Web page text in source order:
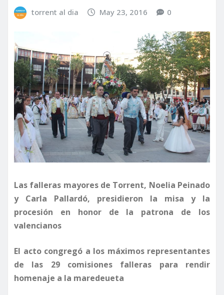
torrent al dia May 23, 2016 0
Las falleras mayores de Torrent, Noelia Peinado
y Carla Pallardó, presidieron la misa y la
procesión en honor de la patrona de los
valencianos
El acto congregó a los máximos representantes
de las 29 comisiones falleras para rendir
homenaje a la maredeueta